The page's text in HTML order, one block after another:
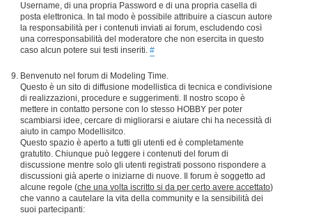
Username, di una propria Password e di una propria casella di
posta elettronica. In tal modo è possibile attribuire a ciascun autore
la responsabilità per i contenuti inviati ai forum, escludendo così
una corresponsabilità del moderatore che non esercita in questo
caso alcun potere sui testi inseriti. #
Benvenuto nel forum di Modeling Time.
Questo è un sito di diffusione modellistica di tecnica e condivisione
di realizzazioni, procedure e suggerimenti. Il nostro scopo è
mettere in contatto persone con lo stesso HOBBY per poter
scambiarsi idee, cercare di migliorarsi e aiutare chi ha necessità di
aiuto in campo Modellisitco.
Questo spazio è aperto a tutti gli utenti ed è completamente
gratutito. Chiunque può leggere i contenuti del forum di
discussione mentre solo gli utenti registrati possono rispondere a
discussioni già aperte o iniziarne di nuove. Il forum è soggetto ad
alcune regole (che una volta iscritto si da per certo avere accettato)
che vanno a cautelare la vita della community e la sensibilità dei
suoi partecipanti: